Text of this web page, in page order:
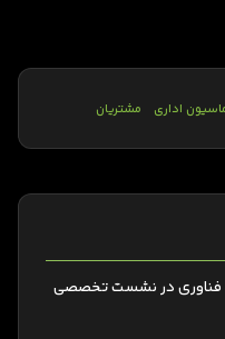
اداری مشتریان
فناوری در نشست تخصصی